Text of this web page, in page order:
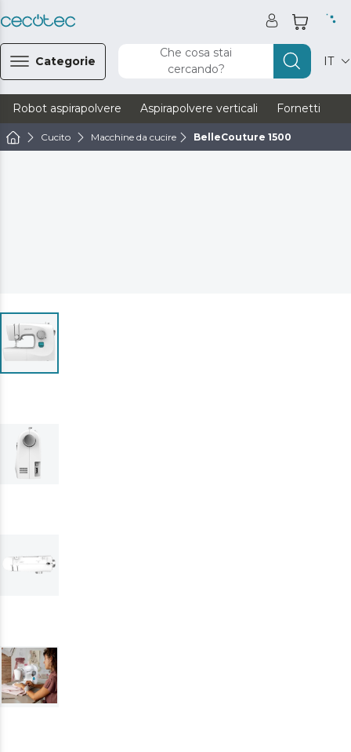
Categorie
Che cosa stai
cercando?
IT
Robot aspirapolvere Aspirapolvere verticali Fornetti
Cucito Macchine da cucire BelleCouture 1500